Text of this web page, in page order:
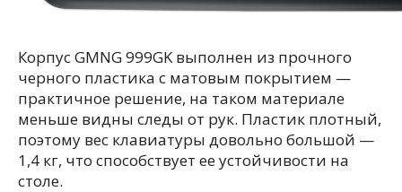
Корпус GMNG 999GK выполнен из прочного
черного пластика с матовым покрытием —
практичное решение, на таком материале
меньше видны следы от рук. Пластик плотный,
поэтому вес клавиатуры довольно большой —
1,4 кг, что способствует ее устойчивости на
столе.